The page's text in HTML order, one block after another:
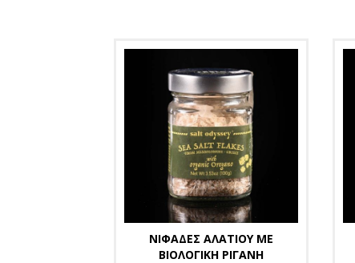
ΝΙΦΑΔΕΣ ΑΛΑΤΙΟΥ ΜΕ
ΒΙΟΛΟΓΙΚΗ ΡΙΓΑΝΗ